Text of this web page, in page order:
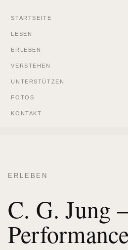
STARTSEITE
LESEN
ERLEBEN
VERSTEHEN
UNTERSTÜTZEN
FOTOS
KONTAKT
ERLEBEN
C. G. Jung